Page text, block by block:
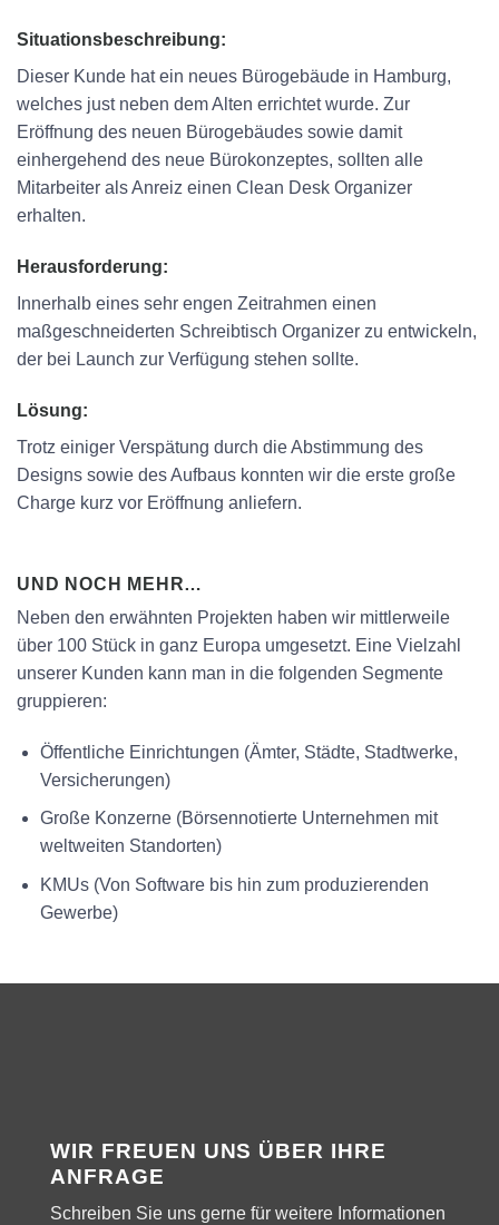
Situationsbeschreibung:
Dieser Kunde hat ein neues Bürogebäude in Hamburg,
welches just neben dem Alten errichtet wurde. Zur
Eröffnung des neuen Bürogebäudes sowie damit
einhergehend des neue Bürokonzeptes, sollten alle
Mitarbeiter als Anreiz einen Clean Desk Organizer
erhalten.
Herausforderung:
Innerhalb eines sehr engen Zeitrahmen einen
maßgeschneiderten Schreibtisch Organizer zu entwickeln,
der bei Launch zur Verfügung stehen sollte.
Lösung:
Trotz einiger Verspätung durch die Abstimmung des
Designs sowie des Aufbaus konnten wir die erste große
Charge kurz vor Eröffnung anliefern.
UND NOCH MEHR…
Neben den erwähnten Projekten haben wir mittlerweile
über 100 Stück in ganz Europa umgesetzt. Eine Vielzahl
unserer Kunden kann man in die folgenden Segmente
gruppieren:
Öffentliche Einrichtungen (Ämter, Städte, Stadtwerke,
Versicherungen)
Große Konzerne (Börsennotierte Unternehmen mit
weltweiten Standorten)
KMUs (Von Software bis hin zum produzierenden
Gewerbe)
WIR FREUEN UNS ÜBER IHRE
ANFRAGE
Schreiben Sie uns gerne für weitere Informationen